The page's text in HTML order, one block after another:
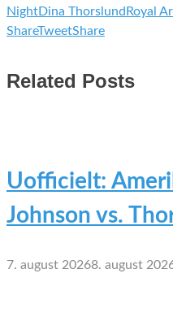
NightDina Thorslund Royal
ShareTweetShare
Related Posts
Uofficielt:
Johnson vs.
7. august 20268. august